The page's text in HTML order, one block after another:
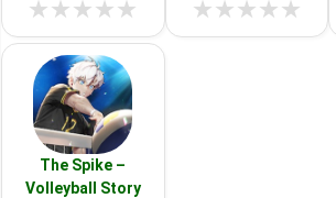
★★★★★ ★★★★★
The Spike –
Volleyball Story